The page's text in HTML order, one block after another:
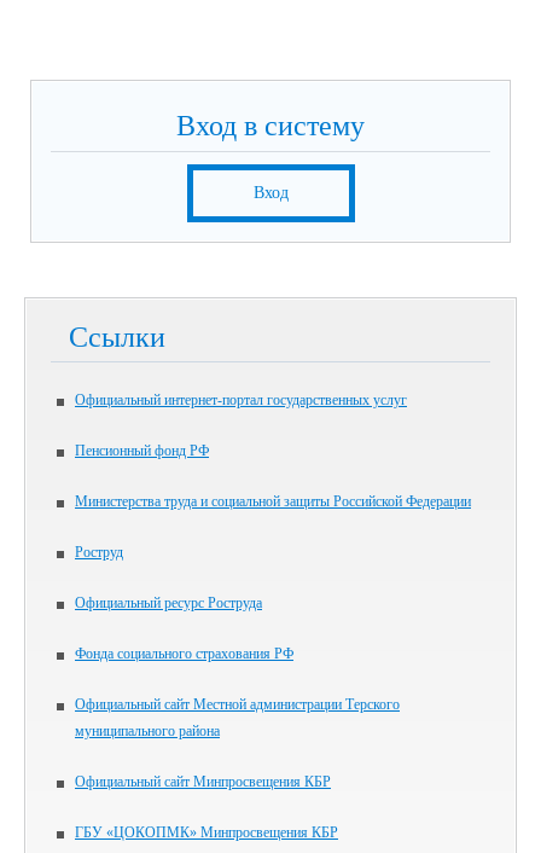
Вход в систему
Вход
Ссылки
Официальный интернет-портал государственных услуг
Пенсионный фонд РФ
Министерства труда и социальной защиты Российской Федерации
Роструд
Официальный ресурс Роструда
Фонда социального страхования РФ
Официальный сайт Местной администрации Терского
муниципального района
Официальный сайт Минпросвещения КБР
ГБУ «ЦОКОПМК» Минпросвещения КБР